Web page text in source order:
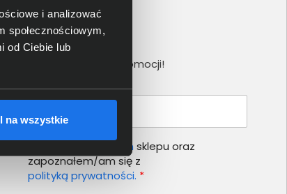
i analizować
społecznościowym,
od Ciebie lub
na wszystkie
Newsletter
Nie przegap żadnej promocji!
regulamin sklepu oraz
zapoznałem/am się z
polityką prywatności. *